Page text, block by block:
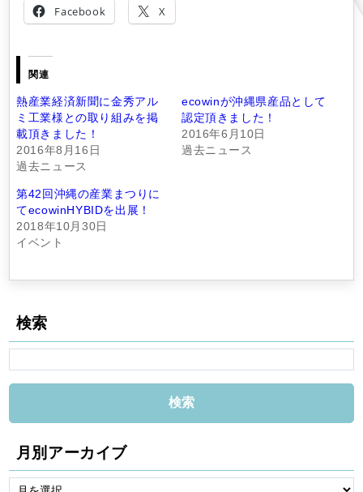
Facebook X
関連
熱産業経済新聞に金秀アル
ミ工業様との取り組みを掲
載頂きました！
2016年8月16日
過去ニュース
ecowinが沖縄県産品として
認定頂きました！
2016年6月10日
過去ニュース
第42回沖縄の産業まつりに
てecowinHYBIDを出展！
2018年10月30日
イベント
検索
月別アーカイブ